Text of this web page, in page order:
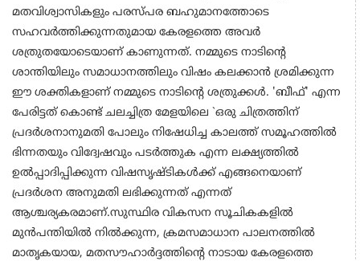
മതവിശ്വാസികളും പരസ്പര ബഹുമാനത്തോടെ
സഹവർത്തിക്കുന്നതുമായ കേരളത്തെ അവർ
ശത്രുതയോടെയാണ് കാണുന്നത്. നമ്മുടെ നാടിന്റെ
ശാന്തിയിലും സമാധാനത്തിലും വിഷം കലക്കാൻ ശ്രമിക്കുന്ന
ഈ ശക്തികളാണ് നമ്മുടെ നാടിന്റെ ശത്രുക്കൾ. 'ബീഫ്' എന്ന
പേരിട്ടത് കൊണ്ട് ചലച്ചിത്ര മേളയിലെ `ഒരു ചിത്രത്തിന്
പ്രദർശനാനുമതി പോലും നിഷേധിച്ച കാലത്ത് സമൂഹത്തിൽ
ഭിന്നതയും വിദ്വേഷവും പടർത്തുക എന്ന ലക്ഷ്യത്തിൽ
ഉൽപ്പാദിപ്പിക്കുന്ന വിഷസൃഷ്ടികൾക്ക് എങ്ങനെയാണ്
പ്രദർശന അനുമതി ലഭിക്കുന്നത് എന്നത്
ആശ്ചര്യകരമാണ്.സുസ്ഥിര വികസന സൂചികകളിൽ
മുൻപന്തിയിൽ നിൽക്കുന്ന, ക്രമസമാധാന പാലനത്തിൽ
മാതൃകയായ, മതസൗഹാർദ്ദത്തിന്റെ നാടായ കേരളത്തെ